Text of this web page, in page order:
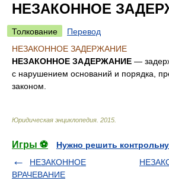
НЕЗАКОННОЕ
Толкование
Перевод
НЕЗАКОННОЕ ЗАДЕРЖАНИЕ
НЕЗАКОННОЕ ЗАДЕРЖАНИЕ —
с нарушением оснований и порядка,
законом.
Юридическая энциклопедия 2015
Игры ⚽
Нужно решить
НЕЗАКОННОЕ
ВРАЧЕВАНИЕ